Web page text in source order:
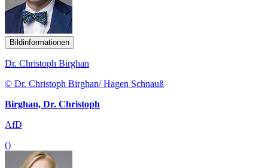
Bildinformationen
Dr. Christoph Birghan
© Dr. Christoph Birghan/ Hagen Schnauß
Birghan, Dr. Christoph
AfD
()